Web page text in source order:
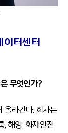
터센터
무엇인가?
올라간다. 회사는
, 해양, 화재안전